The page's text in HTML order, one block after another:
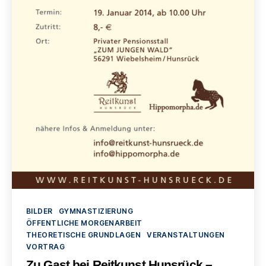
Kategorien
BILDER
GYMNASTIZIERUNG
ÖFFENTLICHE MORGENARBEIT
THEORETISCHE GRUNDLAGEN
VERANSTALTUNGEN
VORTRAG